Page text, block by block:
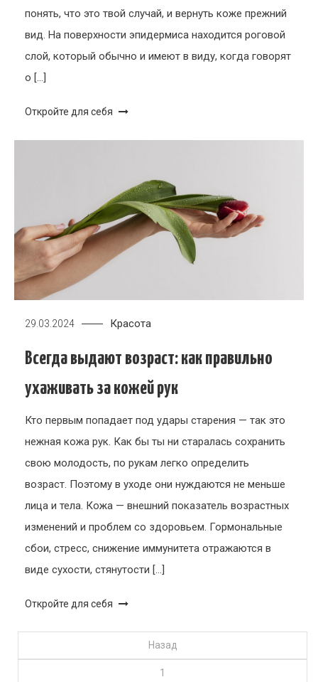
понять, что это твой случай, и вернуть коже прежний
вид. На поверхности эпидермиса находится роговой
слой, который обычно и имеют в виду, когда говорят
о […]
Откройте для себя
29.03.2024 Красота
Всегда выдают возраст: как правильно
ухаживать за кожей рук
Кто первым попадает под удары старения — так это
нежная кожа рук. Как бы ты ни старалась сохранить
свою молодость, по рукам легко определить
возраст. Поэтому в уходе они нуждаются не меньше
лица и тела. Кожа — внешний показатель возрастных
изменений и проблем со здоровьем. Гормональные
сбои, стресс, снижение иммунитета отражаются в
виде сухости, стянутости […]
Откройте для себя
Назад
1